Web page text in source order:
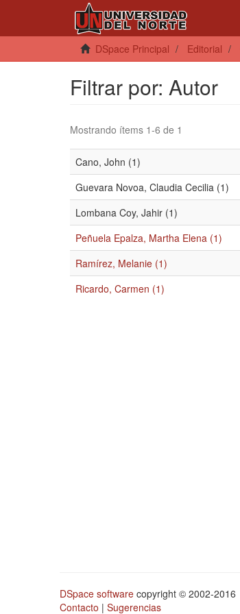
DSpace Principal Editorial
Filtrar por: Autor
Mostrando ítems 1-6 de 1
Cano, John (1)
Guevara Novoa, Claudia Cecilia (1)
Lombana Coy, Jahir (1)
Peñuela Epalza, Martha Elena (1)
Ramírez, Melanie (1)
Ricardo, Carmen (1)
DSpace software copyright © 2002-2016
Contacto | Sugerencias